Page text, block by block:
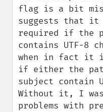
flag is a bit
suggests that
required if the
contains UTF-8
when in fact it
if either the
subject contain
Without it, I
problems with